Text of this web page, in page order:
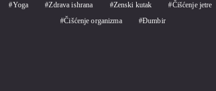
Yoga
Zdrava ishrana Zenski kutak
Čišćenje jetre
Čišćenje organizma
Đumbir